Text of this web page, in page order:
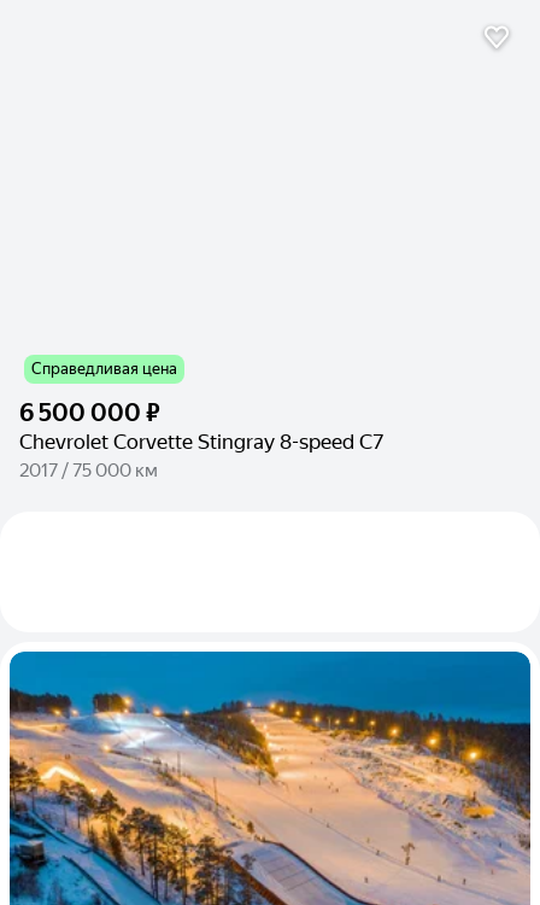
Справедливая цена
6 500 000 ₽
Chevrolet Corvette Stingray 8-speed C7
2017 / 75 000 км